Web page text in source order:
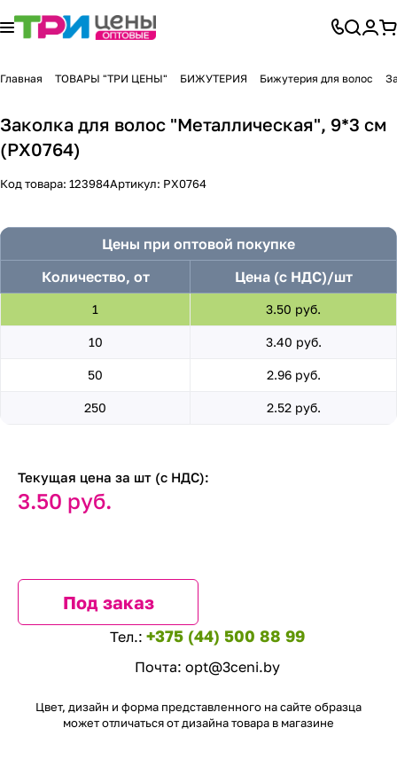
Главная ТОВАРЫ "ТРИ ЦЕНЫ" БИЖУТЕРИЯ Бижутерия для волос
Заколка для волос "Металлическая", 9*3 см
(PX0764)
Код товара: 123984Артикул: PX0764
Цены при оптовой покупке
Количество, от
Цена (с НДС)/шт
1 3.50 руб.
10 3.40 руб.
50 2.96 руб.
250 2.52 руб.
Текущая цена за шт (с НДС):
3.50 руб.
Под заказ
Тел.: +375 (44) 500 88 99
Почта: opt@3ceni.by
Цвет, дизайн и форма представленного на сайте образца
может отличаться от дизайна товара в магазине